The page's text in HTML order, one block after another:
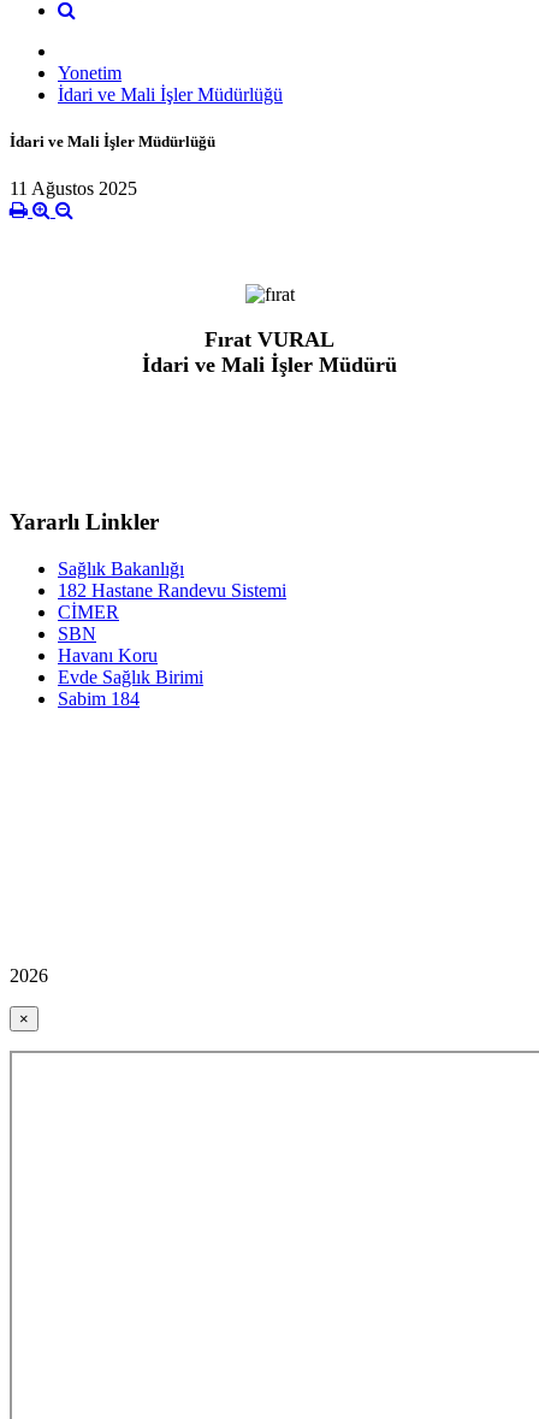
Yonetim
İdari ve Mali İşler Müdürlüğü
İdari ve Mali İşler Müdürlüğü
11 Ağustos 2025
Fırat VURAL
İdari ve Mali İşler Müdürü
Yararlı Linkler
Sağlık Bakanlığı
182 Hastane Randevu Sistemi
CİMER
SBN
Havanı Koru
Evde Sağlık Birimi
Sabim 184
2026
×